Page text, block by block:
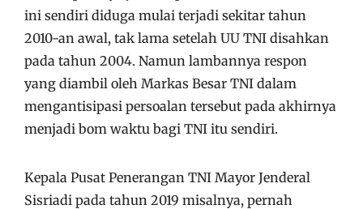
ini sendiri diduga mulai terjadi sekitar tahun
2010-an awal, tak lama setelah UU TNI disahkan
pada tahun 2004. Namun lambannya respon
yang diambil oleh Markas Besar TNI dalam
mengantisipasi persoalan tersebut pada akhirnya
menjadi bom waktu bagi TNI itu sendiri.
Kepala Pusat Penerangan TNI Mayor Jenderal
Sisriadi pada tahun 2019 misalnya, pernah